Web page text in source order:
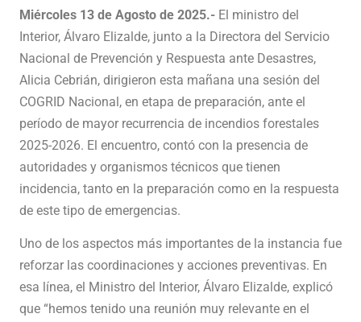
Miércoles 13 de Agosto de 2025.- El ministro del
Interior, Álvaro Elizalde, junto a la Directora del Servicio
Nacional de Prevención y Respuesta ante Desastres,
Alicia Cebrián, dirigieron esta mañana una sesión del
COGRID Nacional, en etapa de preparación, ante el
período de mayor recurrencia de incendios forestales
2025-2026. El encuentro, contó con la presencia de
autoridades y organismos técnicos que tienen
incidencia, tanto en la preparación como en la respuesta
de este tipo de emergencias.
Uno de los aspectos más importantes de la instancia fue
reforzar las coordinaciones y acciones preventivas. En
esa línea, el Ministro del Interior, Álvaro Elizalde, explicó
que “hemos tenido una reunión muy relevante en el